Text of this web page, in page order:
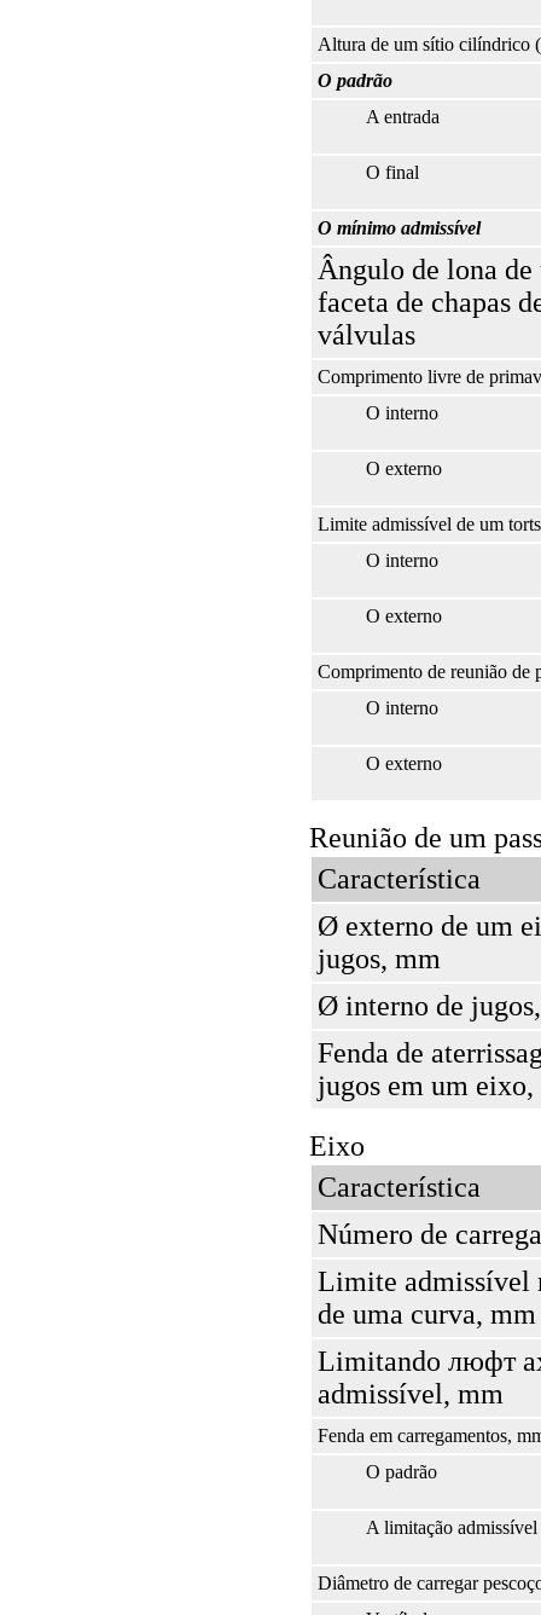
Altura de um sítio cilíndrico
O padrão
A entrada
O final
O mínimo admissível
Ângulo de lona de
faceta de chapas
válvulas
Comprimento livre de
O interno
O externo
Limite admissível de um
O interno
O externo
Comprimento de reunião de
O interno
O externo
Reunião de um
Característica
Ø externo de um
jugos, mm
Ø interno de
Fenda de
jugos em um
Eixo
Característica
Número de
Limite admissível
de uma curva, mm
Limitando люфт
admissível, mm
Fenda em carregamentos,
O padrão
A limitação admissível
Diâmetro de carregar